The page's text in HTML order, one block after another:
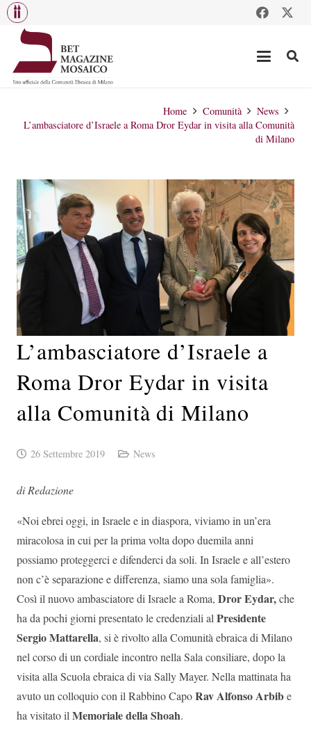
Home Comunità
News
L’ambasciatore d’Israele a Roma Dror Eydar in visita alla Comunità
di Milano
L’ambasciatore d’Israele a
Roma Dror Eydar in visita
alla Comunità di Milano
26 Settembre 2019 News
di Redazione
«Noi ebrei oggi, in Israele e in diaspora, viviamo in un’era
miracolosa in cui per la prima volta dopo duemila anni
possiamo proteggerci e difenderci da soli. In Israele e all’estero
non c’è separazione e differenza, siamo una sola famiglia».
Così il nuovo ambasciatore di Israele a Roma, DrorEydar,che
ha da pochi giorni presentato le credenziali alPresidente
Sergio Mattarella, si è rivolto alla Comunità ebraica di Milano
nel corso di un cordiale incontro nella Sala consiliare, dopo la
visita alla Scuola ebraica di via Sally Mayer. Nella mattinata ha
avuto un colloquio con il Rabbino CapoRav Alfonso Arbibe
ha visitato ilMemoriale della Shoah.